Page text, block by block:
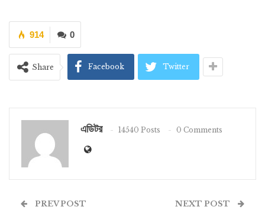
0
914
Share Facebook Twitter
এডিটর 14540 Posts 0 Comments
PREV POST NEXT POST